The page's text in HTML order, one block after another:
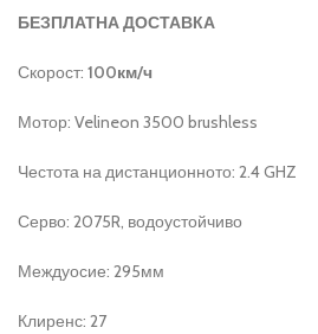
БЕЗПЛАТНА ДОСТАВКА
Скорост: 100км/ч
Мотор: Velineon 3500 brushless
Честота на дистанционното: 2.4 GHZ
Серво: 2075R, водоустойчиво
Междуосие: 295мм
Клиренс: 27